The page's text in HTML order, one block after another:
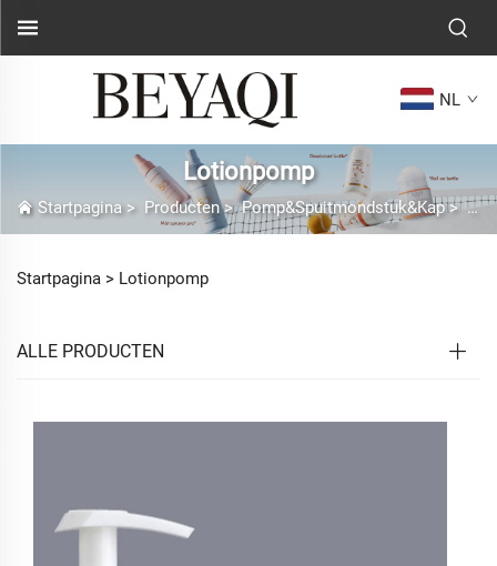
NL
Lotionpomp
Startpagina> Producten>Pomp&Spuitmondstuk&Kap>
Startpagina > Lotionpomp
ALLE PRODUCTEN